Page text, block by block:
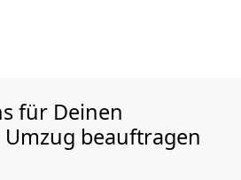
für Deinen
beauftragen